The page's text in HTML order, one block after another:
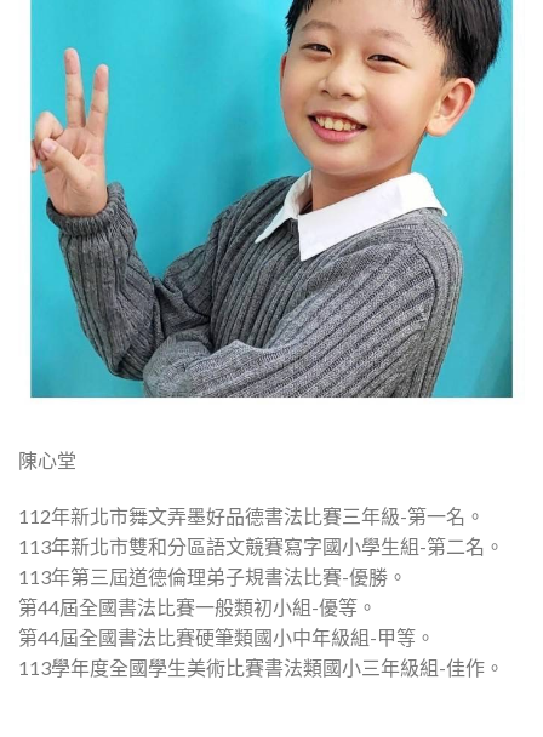
陳心堂
112年新北市舞文弄墨好品德書法比賽三年級-第一名。
113年新北市雙和分區語文競賽寫字國小學生組-第二名。
113年第三屆道德倫理弟子規書法比賽-優勝。
第44屆全國書法比賽一般類初小組-優等。
第44屆全國書法比賽硬筆類國小中年級組-甲等。
113學年度全國學生美術比賽書法類國小三年級組-佳作。